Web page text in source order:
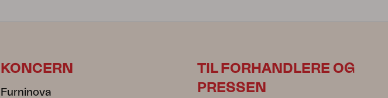
KONCERN
Furninova
TIL FORHANDLERE OG
PRESSEN